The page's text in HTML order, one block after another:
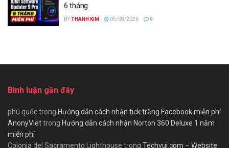
6 tháng
BYTHANH KIM 05/08/2026 0
Bình luận gần đây
phú quốctrong Hướng dẫn cách nhận tick trắng Facebook miễn phí
AnonyViettrong Hướng dẫn cách nhận Norton 360 Deluxe 1 năm
miễn phí
Colonia del Sacramento Lighthouse trong Techvui.com – Website